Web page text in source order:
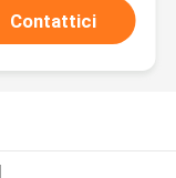
Contattici